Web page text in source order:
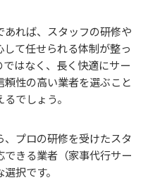
れば、スタッフの研修や
て任せられる体制が整っ
はなく、長く快適にサー
性の高い業者を選ぶこと
でしょう。
プロの研修を受けたスタ
きる業者（家事代行サー
択です。